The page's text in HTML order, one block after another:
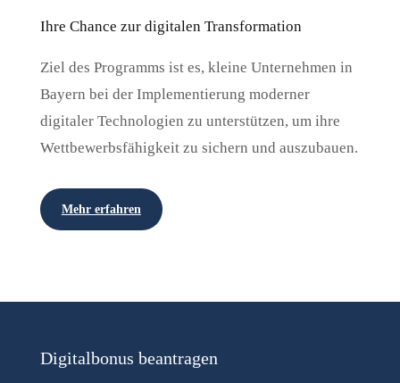
Ihre Chance zur digitalen Transformation
Ziel des Programms ist es, kleine Unternehmen in
Bayern bei der Implementierung moderner
digitaler Technologien zu unterstützen, um ihre
Wettbewerbsfähigkeit zu sichern und auszubauen.
Mehr erfahren
Digitalbonus beantragen